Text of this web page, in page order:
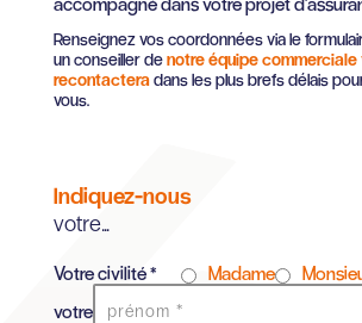
Renseignez vos coordonnées via le
un conseiller denotre équipe commerciale
recontacteradans les plus brefs délais
vous.
Indiquez-nous
votre...
Votre civilité * Madame
votre